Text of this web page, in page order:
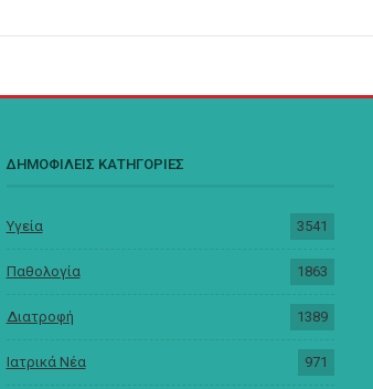
ΔΗΜΟΦΙΛΕΙΣ ΚΑΤΗΓΟΡΙΕΣ
Υγεία 3541
Παθολογία 1863
Διατροφή 1389
Ιατρικά Νέα 971